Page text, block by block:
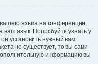
языка на конференции,
ваш язык. Попробуйте узнать у
установить нужный вам
не существует, то вы сами
информацию вы